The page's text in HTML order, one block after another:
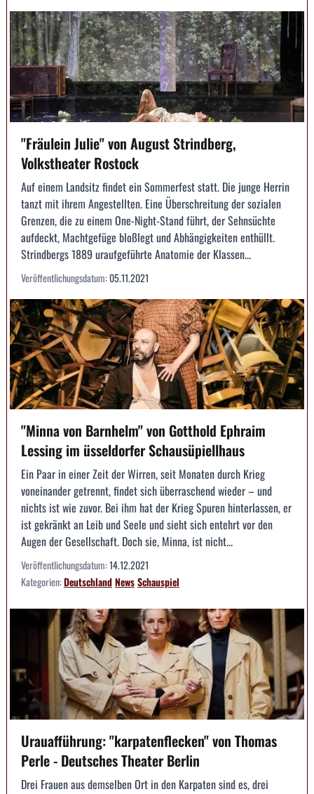
"Fräulein Julie" von August Strindberg,
Volkstheater Rostock
Auf einem Landsitz findet ein Sommerfest statt. Die junge Herrin
tanzt mit ihrem Angestellten. Eine Überschreitung der sozialen
Grenzen, die zu einem One-Night-Stand führt, der Sehnsüchte
aufdeckt, Machtgefüge bloßlegt und Abhängigkeiten enthüllt.
Strindbergs 1889 uraufgeführte Anatomie der Klassen...
Veröffentlichungsdatum:05.11.2021
"Minna von Barnhelm" von Gotthold Ephraim
Lessing im üsseldorfer Schausüpiellhaus
Ein Paar in einer Zeit der Wirren, seit Monaten durch Krieg
voneinander getrennt, findet sich überraschend wieder – und
nichts ist wie zuvor. Bei ihm hat der Krieg Spuren hinterlassen, er
ist gekränkt an Leib und Seele und sieht sich entehrt vor den
Augen der Gesellschaft. Doch sie, Minna, ist nicht...
Veröffentlichungsdatum:14.12.2021
Kategorien:DeutschlandNewsSchauspiel
Urauafführung: "karpatenflecken" von Thomas
Perle - Deutsches Theater Berlin
Drei Frauen aus demselben Ort in den Karpaten sind es, drei